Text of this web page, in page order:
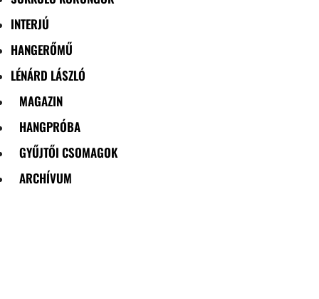
INTERJÚ
HANGERŐMŰ
LÉNÁRD LÁSZLÓ
MAGAZIN
HANGPRÓBA
GYŰJTŐI CSOMAGOK
ARCHÍVUM